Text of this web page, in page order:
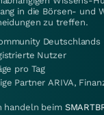
in die Börsen- und
zu treffen.
Deutschlands
Nutzer
pro Tag
Partner ARIVA,
handeln beim